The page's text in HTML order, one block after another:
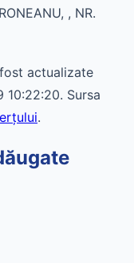
, NR.
fost actualizate
Sursa
.